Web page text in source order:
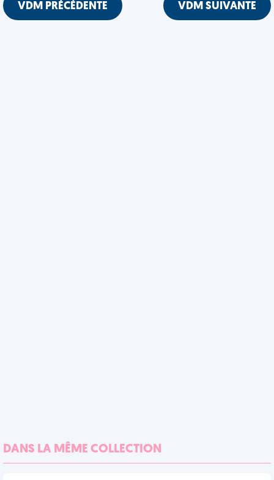
VDM PRÉCÉDENTE VDM SUIVANTE
DANS LA MÊME COLLECTION